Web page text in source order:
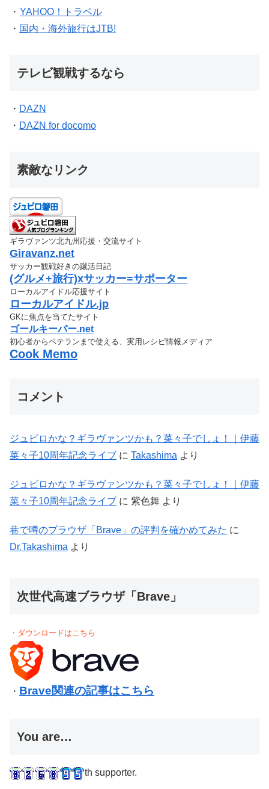
・ YAHOO！トラベル
・ 国内・海外旅行はJTB!
テレビ観戦するなら
・ DAZN
・ DAZN for docomo
素敵なリンク
ギラヴァンツ北九州応援・交流サイト
Giravanz.net
サッカー観戦好きの蹴活日記
(グルメ+旅行)xサッカー=サポーター
ローカルアイドル応援サイト
ローカルアイドル.jp
GKに焦点を当てたサイト
ゴールキーパー.net
初心者からベテランまで使える、実用レシピ情報メディア
Cook Memo
コメント
ジュビロかな？ギラヴァンツかも？菜々子でしょ！｜伊藤
菜々子10周年記念ライブ に Takashima より
ジュビロかな？ギラヴァンツかも？菜々子でしょ！｜伊藤
菜々子10周年記念ライブ に 紫色舞 より
巷で噂のブラウザ「Brave」の評判を確かめてみた に
Dr.Takashima より
次世代高速ブラウザ「Brave」
・ダウンロードはこちら
・ Brave関連の記事はこちら
You are…
th supporter.